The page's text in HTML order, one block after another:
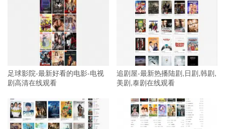
足球影院-最新好看的电影-电视
剧高清在线观看
追剧屋-最新热播陆剧,日剧,韩剧,
美剧,泰剧在线观看